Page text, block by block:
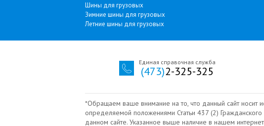
Шины для грузовых
Зимние шины для грузовых
Летние шины для грузовых
Единая справочная служба
(473)2-325-325
*Обращаем ваше внимание на то, что данный сайт носит
определяемой положениями Статьи 437 (2)
данном сайте. Указанное выше наличие в нашем